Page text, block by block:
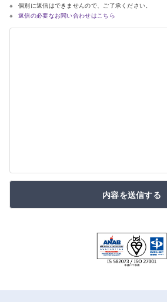
個別に返信はできませんので、ご了承ください。
返信の必要なお問い合わせはこちら
内容を送信する